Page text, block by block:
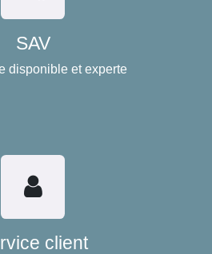
SAV
disponible et experte
client